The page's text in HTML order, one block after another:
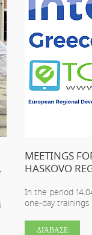
MEETINGS
HASKOVO
In the period
one-day trainings
ΔΙΆΒΑΣΕ